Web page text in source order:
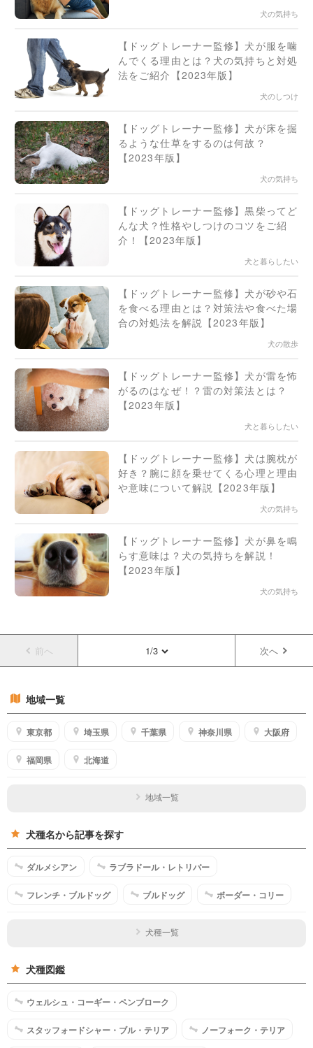
犬の気持ち
【ドッグトレーナー監修】犬が服を噛
んでくる理由とは？犬の気持ちと対処
法をご紹介【2023年版】
犬のしつけ
【ドッグトレーナー監修】犬が床を掘
るような仕草をするのは何故？
【2023年版】
犬の気持ち
【ドッグトレーナー監修】黒柴ってど
んな犬？性格やしつけのコツをご紹
介！【2023年版】
犬と暮らしたい
【ドッグトレーナー監修】犬が砂や石
を食べる理由とは？対策法や食べた場
合の対処法を解説【2023年版】
犬の散歩
【ドッグトレーナー監修】犬が雷を怖
がるのはなぜ！？雷の対策法とは？
【2023年版】
犬と暮らしたい
【ドッグトレーナー監修】犬は腕枕が
好き？腕に顔を乗せてくる心理と理由
や意味について解説【2023年版】
犬の気持ち
【ドッグトレーナー監修】犬が鼻を鳴
らす意味は？犬の気持ちを解説！
【2023年版】
犬の気持ち
前へ 1/3 次へ
地域一覧
東京都 埼玉県 千葉県 神奈川県 大阪府
福岡県 北海道
地域一覧
犬種名から記事を探す
ダルメシアン ラブラドール・レトリバー
フレンチ・ブルドッグ ブルドッグ ボーダー・コリー
犬種一覧
犬種図鑑
ウェルシュ・コーギー・ペンブローク
スタッフォードシャー・ブル・テリア ノーフォーク・テリア